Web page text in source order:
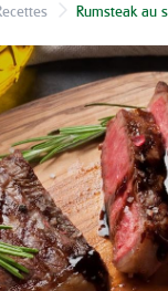
Rumsteak au